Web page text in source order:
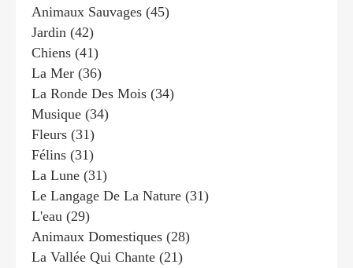
Animaux Sauvages (45)
Jardin (42)
Chiens (41)
La Mer (36)
La Ronde Des Mois (34)
Musique (34)
Fleurs (31)
Félins (31)
La Lune (31)
Le Langage De La Nature (31)
L'eau (29)
Animaux Domestiques (28)
La Vallée Qui Chante (21)